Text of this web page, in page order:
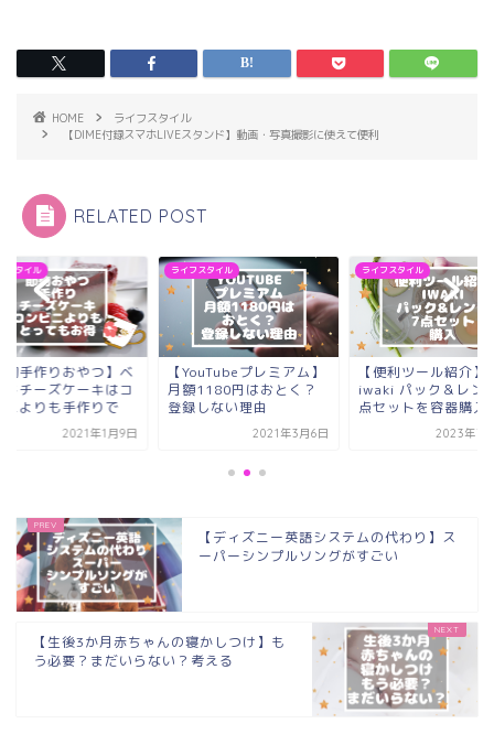
HOME
ライフスタイル
【DIME付録スマホLIVEスタンド】動画・写真撮影に使えて便利
RELATED POST
スタイル
約手作りおやつ】ベ
ドチーズケーキはコ
ニよりも手作りで
2021年1月9日
ライフスタイル
【YouTubeプレミアム】
月額1180円はおとく？
登録しない理由
2021年3月6日
ライフスタイル
【便利ツール紹介】
iwaki パック＆レン
点セットを容器購入
2023年7
【ディズニー英語システムの代わり】ス
ーパーシンプルソングがすごい
【生後3か月赤ちゃんの寝かしつけ】も
う必要？まだいらない？考える